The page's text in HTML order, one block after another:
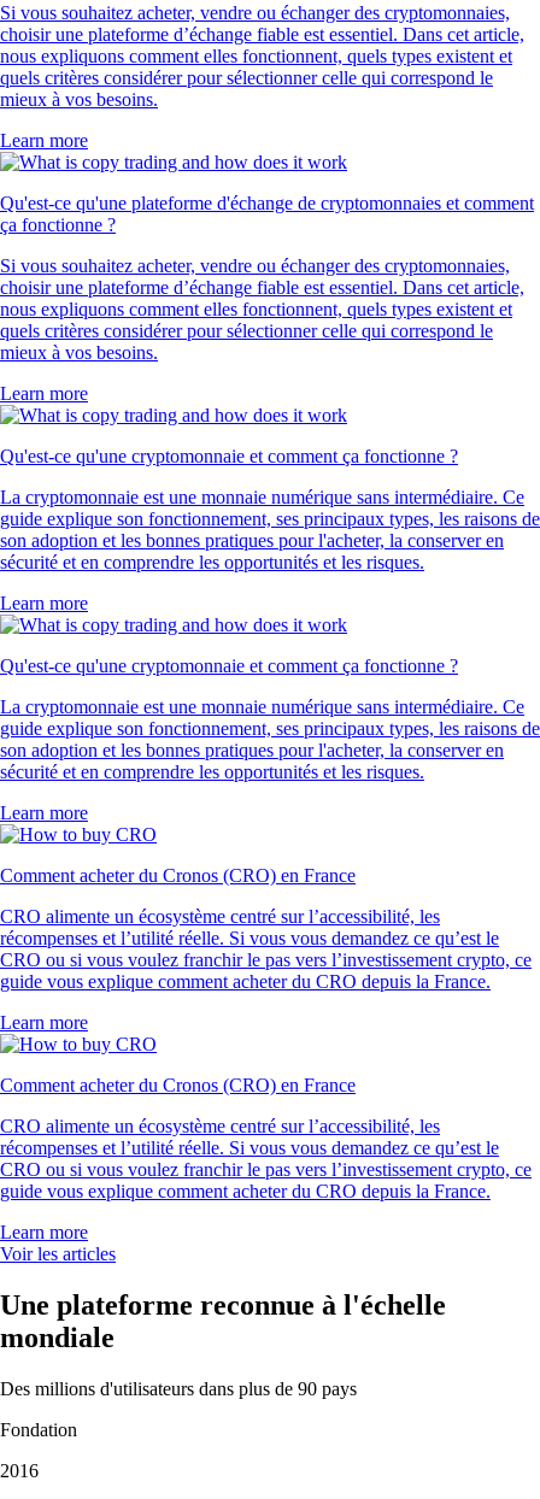
Si vous souhaitez acheter, vendre ou échanger des cryptomonnaies,
choisir une plateforme d’échange fiable est essentiel. Dans cet article,
nous expliquons comment elles fonctionnent, quels types existent et
quels critères considérer pour sélectionner celle qui correspond le
mieux à vos besoins.
Learn more
Qu'est-ce qu'une plateforme d'échange de cryptomonnaies et comment
ça fonctionne ?
Si vous souhaitez acheter, vendre ou échanger des cryptomonnaies,
choisir une plateforme d’échange fiable est essentiel. Dans cet article,
nous expliquons comment elles fonctionnent, quels types existent et
quels critères considérer pour sélectionner celle qui correspond le
mieux à vos besoins.
Learn more
Qu'est-ce qu'une cryptomonnaie et comment ça fonctionne ?
La cryptomonnaie est une monnaie numérique sans intermédiaire. Ce
guide explique son fonctionnement, ses principaux types, les raisons de
son adoption et les bonnes pratiques pour l'acheter, la conserver en
sécurité et en comprendre les opportunités et les risques.
Learn more
Qu'est-ce qu'une cryptomonnaie et comment ça fonctionne ?
La cryptomonnaie est une monnaie numérique sans intermédiaire. Ce
guide explique son fonctionnement, ses principaux types, les raisons de
son adoption et les bonnes pratiques pour l'acheter, la conserver en
sécurité et en comprendre les opportunités et les risques.
Learn more
Comment acheter du Cronos (CRO) en France
CRO alimente un écosystème centré sur l’accessibilité, les
récompenses et l’utilité réelle. Si vous vous demandez ce qu’est le
CRO ou si vous voulez franchir le pas vers l’investissement crypto, ce
guide vous explique comment acheter du CRO depuis la France.
Learn more
Comment acheter du Cronos (CRO) en France
CRO alimente un écosystème centré sur l’accessibilité, les
récompenses et l’utilité réelle. Si vous vous demandez ce qu’est le
CRO ou si vous voulez franchir le pas vers l’investissement crypto, ce
guide vous explique comment acheter du CRO depuis la France.
Learn more
Voir les articles
Une plateforme reconnue à l'échelle
mondiale
Des millions d'utilisateurs dans plus de 90 pays
Fondation
2016